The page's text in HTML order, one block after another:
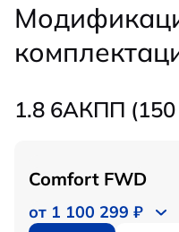
1.8 6АКПП (150
Comfort FWD
от 1 100 299 ₽